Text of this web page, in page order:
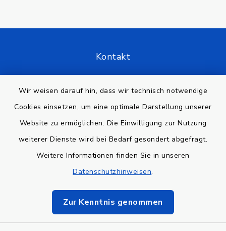
Wir weisen darauf hin, dass wir technisch notwendige
Cookies einsetzen, um eine optimale Darstellung unserer
Website zu ermöglichen. Die Einwilligung zur Nutzung
weiterer Dienste wird bei Bedarf gesondert abgefragt.
Weitere Informationen finden Sie in unseren
Datenschutzhinweisen.
Zur Kenntnis genommen
Kontakt
Datenschutz
Impressum
Sitemap
Cookie-Einstellungen